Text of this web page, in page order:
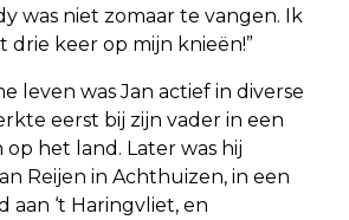
was niet zomaar te vangen. Ik
drie keer op mijn knieën!”
leven was Jan actief in diverse
eerst bij zijn vader in een
het land. Later was hij
Reijen in Achthuizen, in een
aan ‘t Haringvliet, en